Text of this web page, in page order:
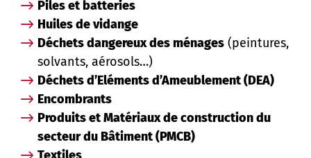
Piles et batteries
Huiles de vidange
Déchets dangereux des ménages (peintures,
solvants, aérosols…)
Déchets d’Eléments d’Ameublement (DEA)
Encombrants
Produits et Matériaux de construction du
secteur du Bâtiment (PMCB)